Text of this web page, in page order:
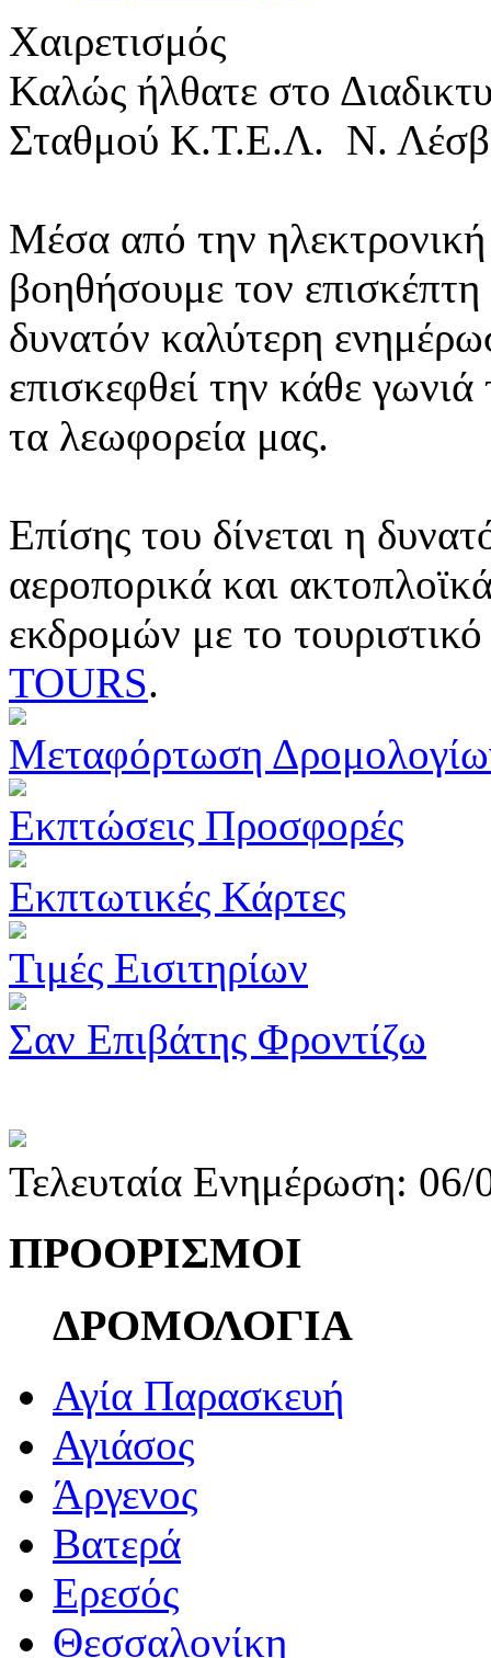
Χαιρετισμός
Καλώς ήλθατε στο
Σταθμού Κ.Τ.Ε.Λ. Ν.
Μέσα από την ηλεκτρονική
βοηθήσουμε τον
δυνατόν καλύτερη
επισκεφθεί την κάθε
τα λεωφορεία μας.
Επίσης του δίνεται η
αεροπορικά και
εκδρομών με το
TOURS.
Μεταφόρτωση
Εκπτώσεις Προσφορές
Εκπτωτικές Κάρτες
Τιμές Εισιτηρίων
Σαν Επιβάτης Φροντίζω
Τελευταία Ενημέρωση:
ΠΡΟΟΡΙΣΜΟΙ
ΔΡΟΜΟΛΟΓΙΑ
Αγία Παρασκευή
Αγιάσος
Άργενος
Βατερά
Ερεσός
Θεσσαλονίκη